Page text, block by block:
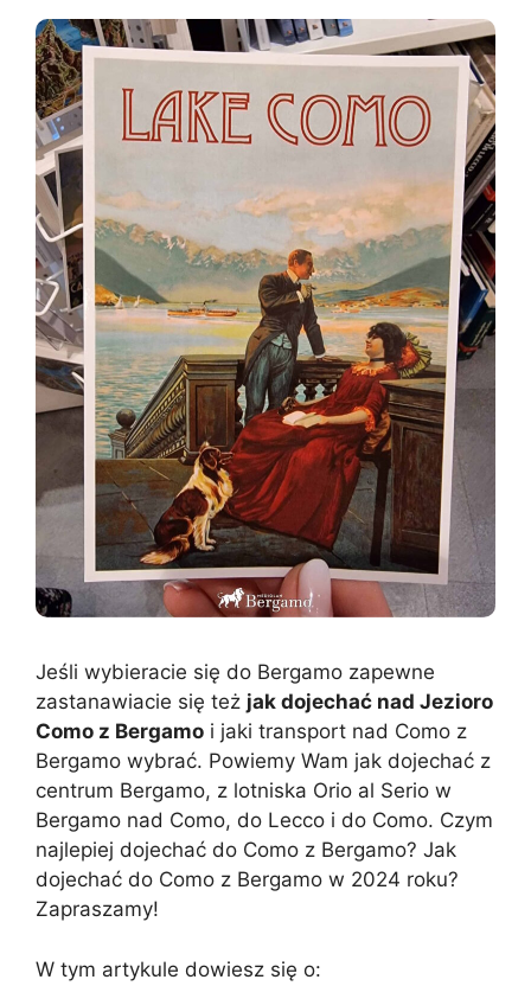
Jeśli wybieracie się do Bergamo zapewne
zastanawiacie się też jak dojechać nad Jezioro
Como z Bergamo i jaki transport nad Como z
Bergamo wybrać. Powiemy Wam jak dojechać z
centrum Bergamo, z lotniska Orio al Serio w
Bergamo nad Como, do Lecco i do Como. Czym
najlepiej dojechać do Como z Bergamo? Jak
dojechać do Como z Bergamo w 2024 roku?
Zapraszamy!
W tym artykule dowiesz się o: